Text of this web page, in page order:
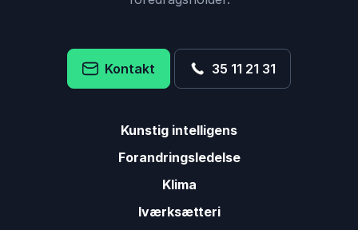
Kontakt 35 11 21 31
Kunstig intelligens
Forandringsledelse
Klima
Iværksætteri